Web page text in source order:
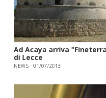
Ad Acaya arriva
di Lecce
NEWS 01/07/2013